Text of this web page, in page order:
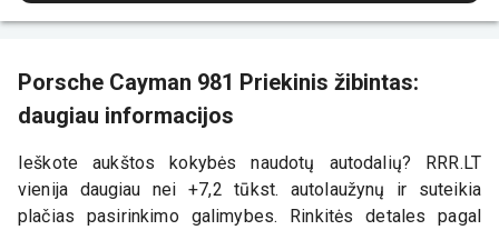
Porsche Cayman 981 Priekinis žibintas:
daugiau informacijos
Ieškote aukštos kokybės naudotų autodalių? RRR.LT
vienija daugiau nei +7,2 tūkst. autolaužynų ir suteikia
plačias pasirinkimo galimybes. Rinkitės detales pagal